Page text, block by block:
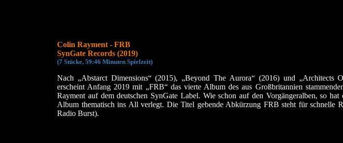
Colin Rayment - FRB
SynGate Records (2019)
(7 Stücke, 59:46 Minuten Spielzeit)
Nach „Abstarct Dimensions“ (2015), „Beyond The Aurora“ (2016) und „Architects
erscheint Anfang 2019 mit „FRB“ das vierte Album des aus Großbritannien
Rayment auf dem deutschen SynGate Label. Wie schon auf den Vorgängeralben, so hat
Album thematisch ins All verlegt. Die Titel gebende Abkürzung FRB steht für schnelle
Radio Burst).